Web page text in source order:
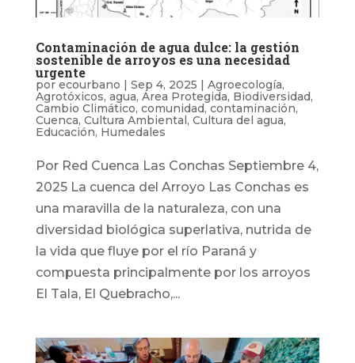
Contaminación de agua dulce: la gestión
sostenible de arroyos es una necesidad
urgente
por ecourbano | Sep 4, 2025 | Agroecología,
Agrotóxicos, agua, Área Protegida, Biodiversidad,
Cambio Climático, comunidad, contaminación,
Cuenca, Cultura Ambiental, Cultura del agua,
Educación, Humedales
Por Red Cuenca Las Conchas Septiembre 4,
2025 La cuenca del Arroyo Las Conchas es
una maravilla de la naturaleza, con una
diversidad biológica superlativa, nutrida de
la vida que fluye por el río Paraná y
compuesta principalmente por los arroyos
El Tala, El Quebracho,...